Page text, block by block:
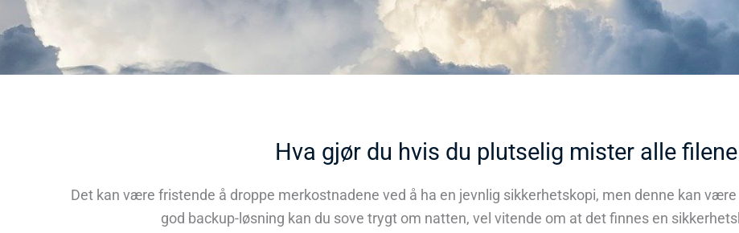
Hva gjør du hvis du plutselig mister alle
Det kan være fristende å droppe merkostnadene ved å ha en jevnlig sikkerhetskopi, men denne kan
god backup-løsning kan du sove trygt om natten, vel vitende om at det finnes en